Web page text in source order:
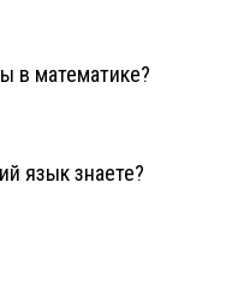
в математике?
язык знаете?